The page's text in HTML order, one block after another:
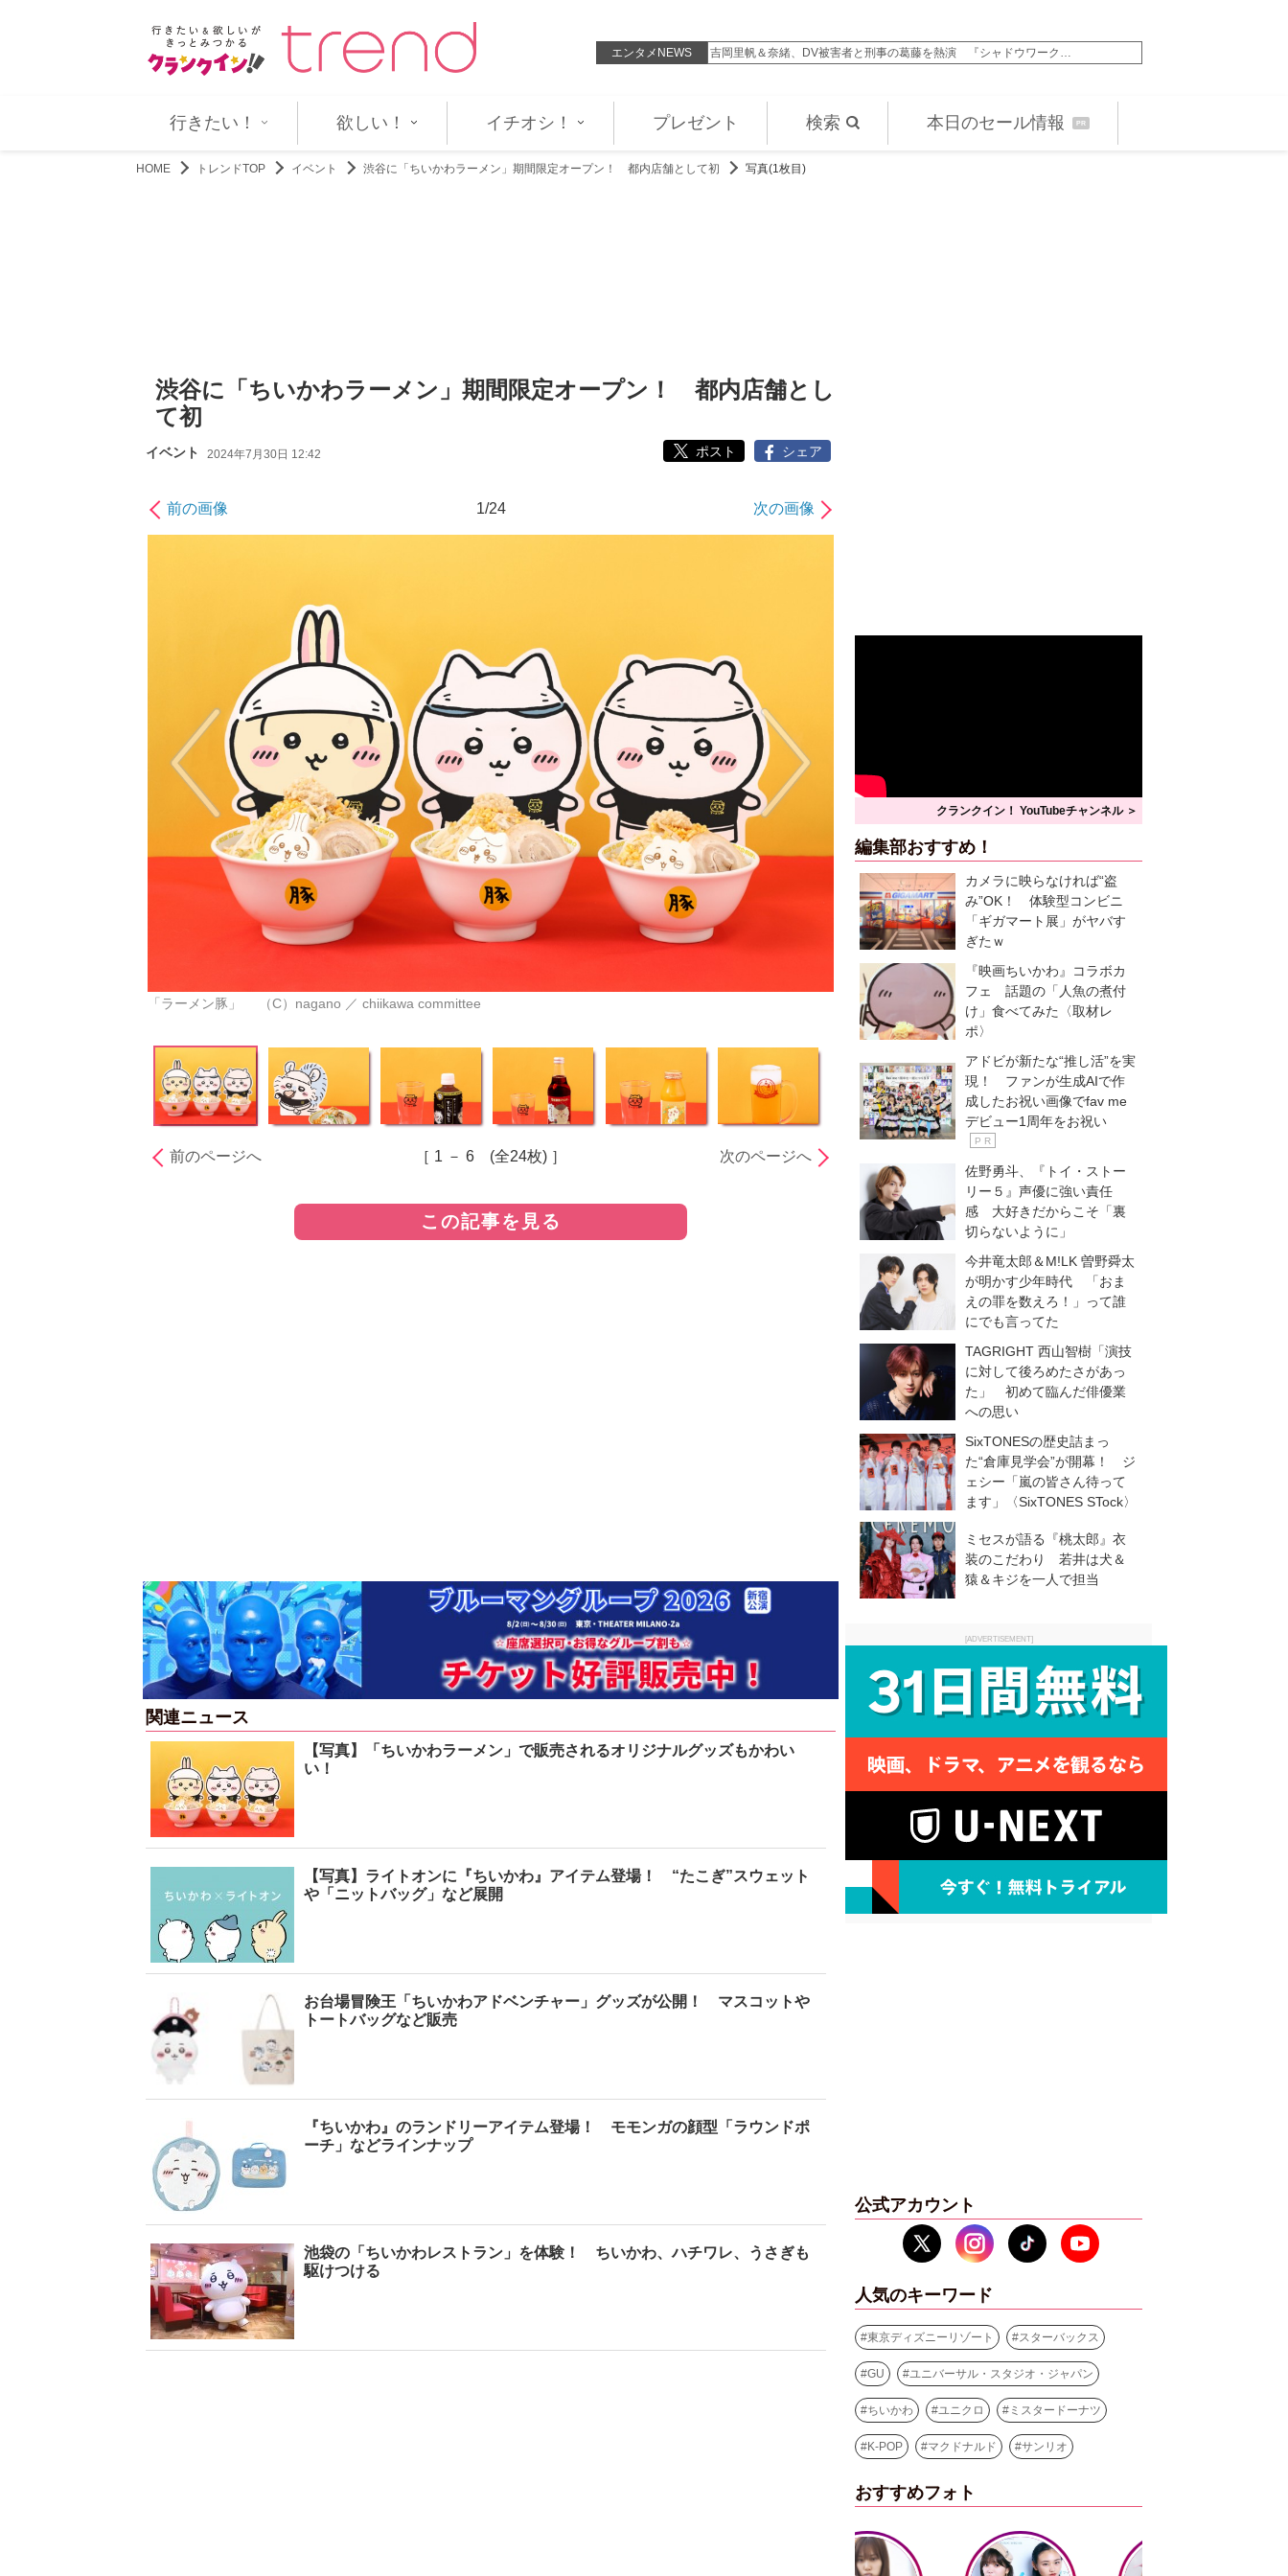
エンタメNEWS
！ 30年の芸歴が詰まった… 24の調から広がる2つの世界――吉見友貴が挑むショパンとショスタ… 吉岡里帆＆奈緒、DV被害者と刑事の葛藤を熱演 『シャドウワーク…
行きたい！ 欲しい！ イチオシ！ プレゼント 検索 本日のセール情報 PR
HOME トレンドTOP イベント 渋谷に「ちいかわラーメン」期間限定オープン！ 都内店舗として初 写真(1枚目)
渋谷に「ちいかわラーメン」期間限定オープン！ 都内店舗とし
て初
イベント 2024年7月30日 12:42 ポスト シェア
前の画像 1/24 次の画像
「ラーメン豚」 （C）nagano ／ chiikawa committee
前のページへ ［ 1 － 6 (全24枚) ］ 次のページへ
この記事を見る
関連ニュース
【写真】「ちいかわラーメン」で販売されるオリジナルグッズもかわい
い！
【写真】ライトオンに『ちいかわ』アイテム登場！ “たこぎ”スウェット
や「ニットバッグ」など展開
お台場冒険王「ちいかわアドベンチャー」グッズが公開！ マスコットや
トートバッグなど販売
『ちいかわ』のランドリーアイテム登場！ モモンガの顔型「ラウンドポ
ーチ」などラインナップ
池袋の「ちいかわレストラン」を体験！ ちいかわ、ハチワレ、うさぎも
駆けつける
クランクイン！ YouTubeチャンネル ＞
編集部おすすめ！
カメラに映らなければ“盗
み”OK！ 体験型コンビニ
「ギガマート展」がヤバす
ぎたｗ
『映画ちいかわ』コラボカ
フェ 話題の「人魚の煮付
け」食べてみた〈取材レ
ポ〉
アドビが新たな“推し活”を実
現！ ファンが生成AIで作
成したお祝い画像でfav me
デビュー1周年をお祝い
P R
佐野勇斗、『トイ・ストー
リー５』声優に強い責任
感 大好きだからこそ「裏
切らないように」
今井竜太郎＆M!LK 曽野舜太
が明かす少年時代 「おま
えの罪を数えろ！」って誰
にでも言ってた
TAGRIGHT 西山智樹「演技
に対して後ろめたさがあっ
た」 初めて臨んだ俳優業
への思い
SixTONESの歴史詰まっ
た“倉庫見学会”が開幕！ ジ
ェシー「嵐の皆さん待って
ます」〈SixTONES STock〉
ミセスが語る『桃太郎』衣
装のこだわり 若井は犬＆
猿＆キジを一人で担当
[ADVERTISEMENT]
公式アカウント
人気のキーワード
#東京ディズニーリゾート #スターバックス
#GU #ユニバーサル・スタジオ・ジャパン
#ちいかわ #ユニクロ # ミスタードーナツ
#K-POP #マクドナルド #サンリオ
おすすめフォト